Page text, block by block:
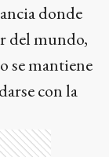
donde
del mundo,
se mantiene
con la